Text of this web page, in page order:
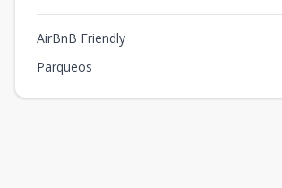
AirBnB Friendly
Parqueos